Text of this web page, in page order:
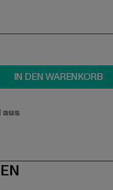
IN DEN WARENKORB